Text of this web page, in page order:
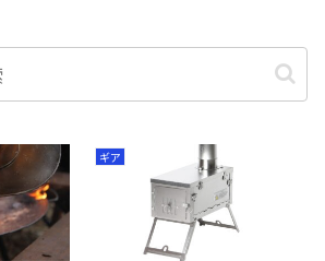
ギア